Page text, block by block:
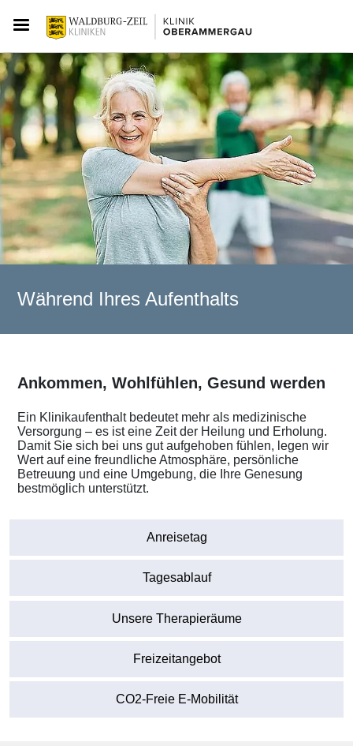
Während Ihres Aufenthalts
Ankommen, Wohlfühlen, Gesund werden
Ein Klinikaufenthalt bedeutet mehr als medizinische
Versorgung – es ist eine Zeit der Heilung und Erholung.
Damit Sie sich bei uns gut aufgehoben fühlen, legen wir
Wert auf eine freundliche Atmosphäre, persönliche
Betreuung und eine Umgebung, die Ihre Genesung
bestmöglich unterstützt.
Anreisetag
Tagesablauf
Unsere Therapieräume
Freizeitangebot
CO2-Freie E-Mobilität